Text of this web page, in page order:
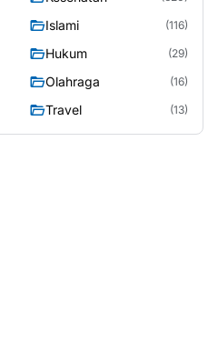
Islami (116)
Hukum (29)
Olahraga (16)
Travel (13)